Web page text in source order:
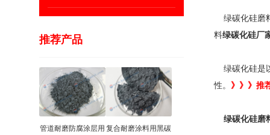
推荐产品
管道耐磨防腐涂层用 复合耐磨涂料用黑碳
绿碳化硅磨
料绿碳化硅厂
绿碳化硅是
性。 》》》推
绿碳化硅磨